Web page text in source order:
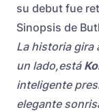
su debut fue
Sinopsis de
La historia gira
un lado,está
inteligente
elegante